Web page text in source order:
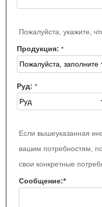
Пожалуйста, укажите,
Продукция:*
Руд:*
Если вышеуказанная
вашим потребностям,
свои конкретные
Сообщение:*